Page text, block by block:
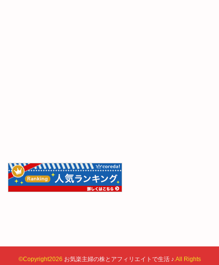
©Copyright2026 お気楽主婦の株とアフィリエイトで生活 ♪ .All Rights